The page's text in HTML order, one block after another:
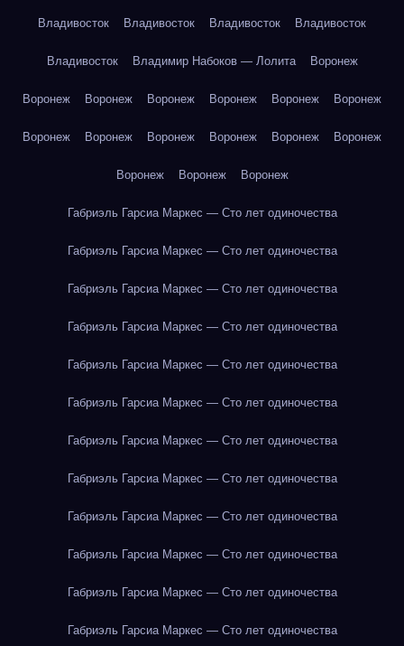
Владивосток Владивосток Владивосток Владивосток
Владивосток Владимир Набоков — Лолита Воронеж
Воронеж Воронеж Воронеж Воронеж Воронеж Воронеж
Воронеж Воронеж Воронеж Воронеж Воронеж Воронеж
Воронеж Воронеж Воронеж
Габриэль Гарсиа Маркес — Сто лет одиночества
Габриэль Гарсиа Маркес — Сто лет одиночества
Габриэль Гарсиа Маркес — Сто лет одиночества
Габриэль Гарсиа Маркес — Сто лет одиночества
Габриэль Гарсиа Маркес — Сто лет одиночества
Габриэль Гарсиа Маркес — Сто лет одиночества
Габриэль Гарсиа Маркес — Сто лет одиночества
Габриэль Гарсиа Маркес — Сто лет одиночества
Габриэль Гарсиа Маркес — Сто лет одиночества
Габриэль Гарсиа Маркес — Сто лет одиночества
Габриэль Гарсиа Маркес — Сто лет одиночества
Габриэль Гарсиа Маркес — Сто лет одиночества